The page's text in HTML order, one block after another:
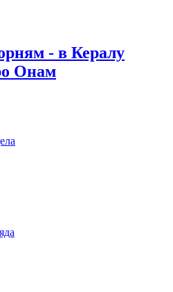
- в Кералу
Онам